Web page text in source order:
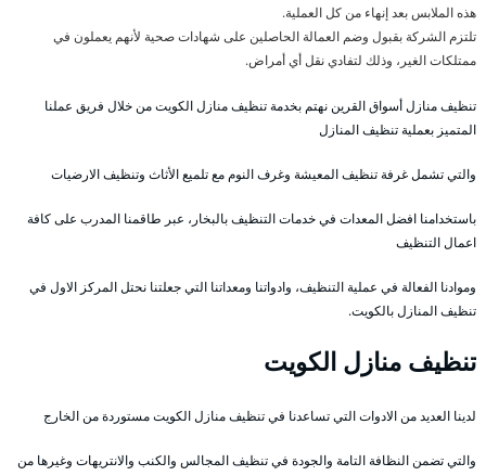
هذه الملابس بعد إنهاء من كل العملية.
تلتزم الشركة بقبول وضم العمالة الحاصلين على شهادات صحية لأنهم يعملون في
ممتلكات الغير، وذلك لتفادي نقل أي أمراض.
تنظيف منازل أسواق القرين نهتم بخدمة تنظيف منازل الكويت من خلال فريق عملنا
المتميز بعملية تنظيف المنازل
والتي تشمل غرفة تنظيف المعيشة وغرف النوم مع تلميع الأثاث وتنظيف الارضيات
باستخدامنا افضل المعدات في خدمات التنظيف بالبخار، عبر طاقمنا المدرب على كافة
اعمال التنظيف
وموادنا الفعالة في عملية التنظيف، وادواتنا ومعداتنا التي جعلتنا نحتل المركز الاول في
تنظيف المنازل بالكويت.
تنظيف منازل الكويت
لدينا العديد من الادوات التي تساعدنا في تنظيف منازل الكويت مستوردة من الخارج
والتي تضمن النظافة التامة والجودة في تنظيف المجالس والكنب والانتريهات وغيرها من